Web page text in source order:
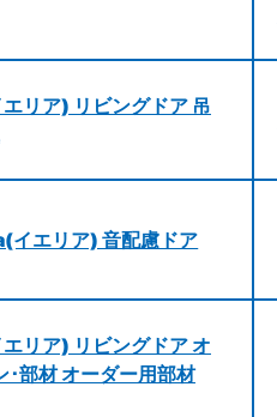
リア) リビングドア 吊
イエリア) 音配慮ドア
リア) リビングドア オ
･部材 オーダー用部材